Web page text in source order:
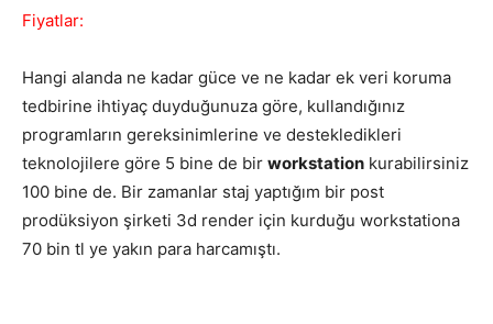
Fiyatlar:
Hangi alanda ne kadar güce ve ne kadar ek veri koruma
tedbirine ihtiyaç duyduğunuza göre, kullandığınız
programların gereksinimlerine ve destekledikleri
teknolojilere göre 5 bine de bir workstation kurabilirsiniz
100 bine de. Bir zamanlar staj yaptığım bir post
prodüksiyon şirketi 3d render için kurduğu workstationa
70 bin tl ye yakın para harcamıştı.